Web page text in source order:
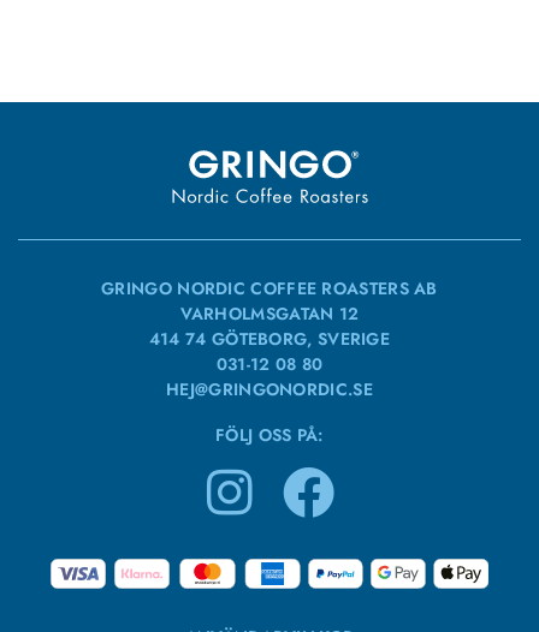
GRINGO NORDIC COFFEE ROASTERS AB
VARHOLMSGATAN 12
414 74 GÖTEBORG, SVERIGE
031-12 08 80
HEJ@GRINGONORDIC.SE
FÖLJ OSS PÅ: